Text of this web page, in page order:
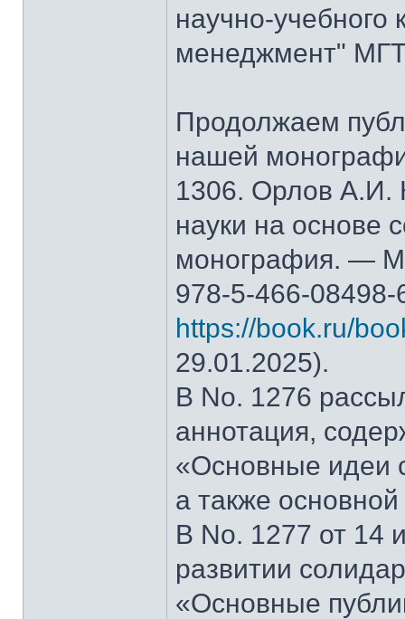
научно-
менеджмент"
Продолжаем
нашей
1306. Орлов А.И.
науки на основе
монография. —
978-5-466-
https://book.ru/
29.01.2025).
В No. 1276
аннотация,
«Основные идеи
а также
В No. 1277 от 14
развитии
«Основные